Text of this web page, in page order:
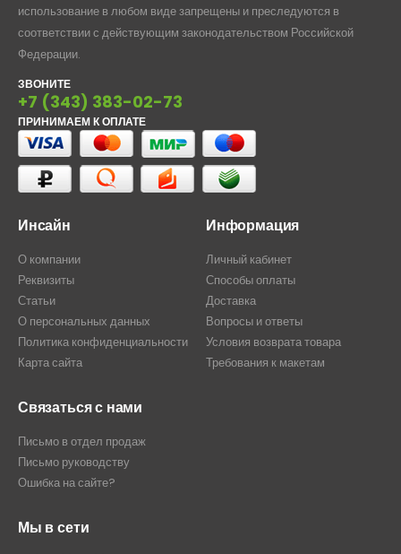
использование в любом виде запрещены и преследуются в
соответствии с действующим законодательством Российской
Федерации.
ЗВОНИТЕ
+7 (343) 383-02-73
ПРИНИМАЕМ К ОПЛАТЕ
Инсайн
О компании
Реквизиты
Статьи
О персональных данных
Политика конфиденциальности
Карта сайта
Информация
Личный кабинет
Способы оплаты
Доставка
Вопросы и ответы
Условия возврата товара
Требования к макетам
Связаться с нами
Письмо в отдел продаж
Письмо руководству
Ошибка на сайте?
Мы в сети